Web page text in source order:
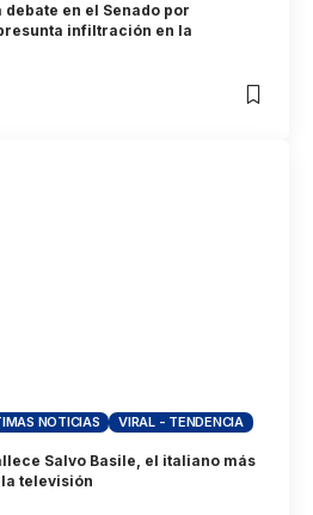
en el Senado por
infiltración en la
NOTICIAS VIRAL - TENDENCIA
Salvo Basile, el italiano más
televisión